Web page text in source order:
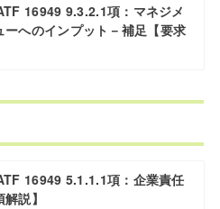
16949 9.3.2.1項：マネジメ
ーへのインプット－補足【要求
16949 5.1.1.1項：企業責任
解説】